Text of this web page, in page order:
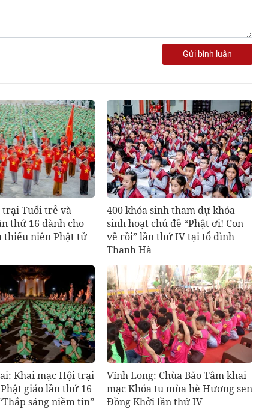
Gửi bình luận
trại Tuổi trẻ và
thứ 16 dành cho
thiếu niên Phật tử
400 khóa sinh tham dự khóa
sinh hoạt chủ đề “Phật ơi! Con
về rồi” lần thứ IV tại tổ đình
Thanh Hà
Khai mạc Hội trại
giáo lần thứ 16
sáng niềm tin”
Vĩnh Long: Chùa Bảo Tâm khai
mạc Khóa tu mùa hè Hương sen
Đồng Khởi lần thứ IV